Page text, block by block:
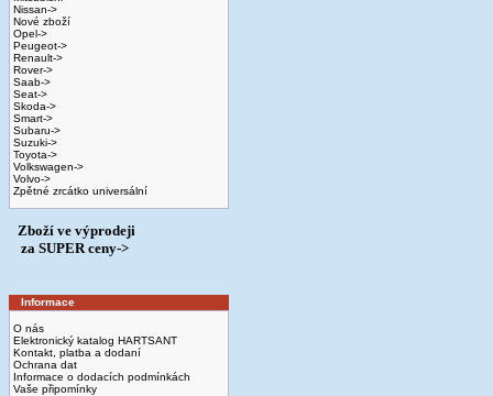
Nissan->
Nové zboží
Opel->
Peugeot->
Renault->
Rover->
Saab->
Seat->
Skoda->
Smart->
Subaru->
Suzuki->
Toyota->
Volkswagen->
Volvo->
Zpětné zrcátko universální
Zboží ve výprodeji
­ za SUPER ceny->
Informace
O nás
Elektronický katalog HARTSANT
Kontakt, platba a dodaní
Ochrana dat
Informace o dodacích podmínkách
Vaše připomínky